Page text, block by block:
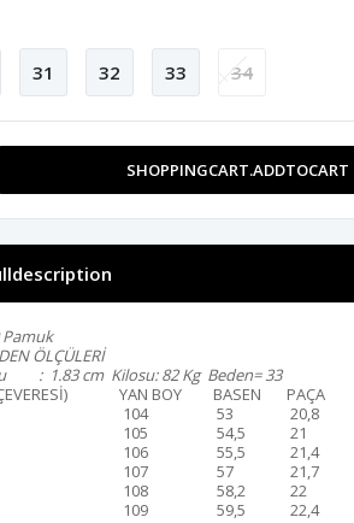
31 32 33 34
SHOPPINGCART.ADDTOCART
Pamuk
ÖLÇÜLERİ
: 1.83 cm Kilosu: 82 Kg Beden= 33
YAN BOY BASEN
PAÇA
104 53
20,8
105 54,5
21
106 55,5
21,4
107 57
21,7
108 58,2
22
109 59,5
22,4